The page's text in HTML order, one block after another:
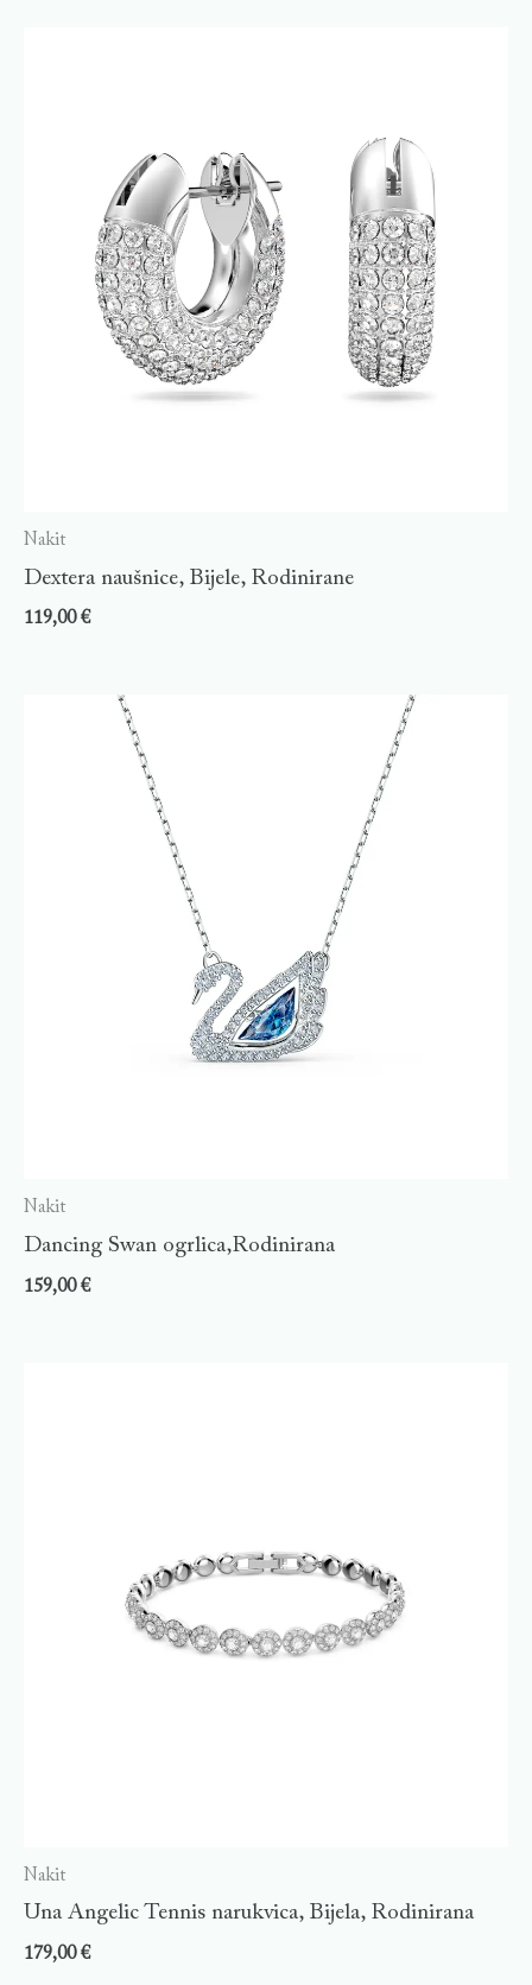
Nakit
Dextera naušnice, Bijele, Rodinirane
119,00€
Nakit
Dancing Swan ogrlica,Rodinirana
159,00€
Nakit
Una Angelic Tennis narukvica, Bijela, Rodinirana
179,00€